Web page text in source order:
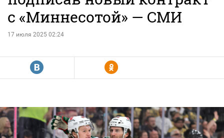
с «Миннесотой» — СМИ
17 июля 2025 02:24
R Y